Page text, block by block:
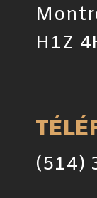
H1Z
(514)